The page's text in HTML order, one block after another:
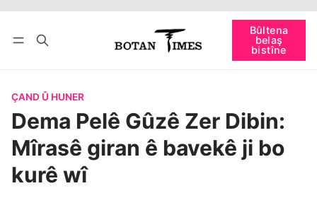
Bûltena
belaş
bistîne
bişopîne
ÇAND Û HUNER
Dema Pelê Gûzê Zer Dibin:
Mîrasê giran ê bavekê ji bo
kurê wî